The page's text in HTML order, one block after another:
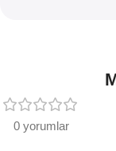
0 yorumlar